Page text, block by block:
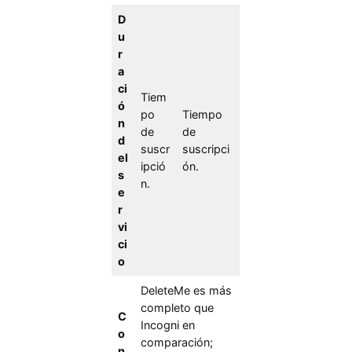
D
u
r
a
ci
ó
n
d
el
s
e
r
vi
ci
o
Tiem
po
de
suscr
ipció
n.
Tiempo
de
suscripci
ón.
C
o
DeleteMe es más
completo que
Incogni en
comparación;